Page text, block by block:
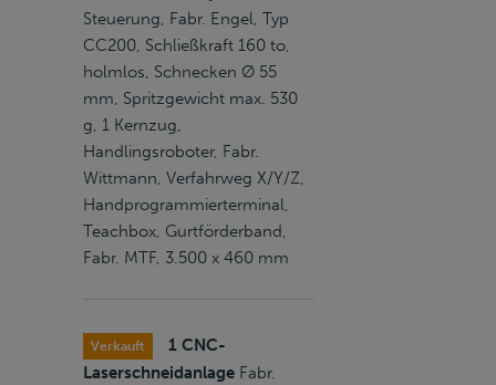
Steuerung, Fabr. Engel, Typ
CC200, Schließkraft 160 to,
holmlos, Schnecken Ø 55
mm, Spritzgewicht max. 530
g, 1 Kernzug,
Handlingsroboter, Fabr.
Wittmann, Verfahrweg X/Y/Z,
Handprogrammierterminal,
Teachbox, Gurtförderband,
Fabr. MTF, 3.500 x 460 mm
Verkauft
1 CNC-
Laserschneidanlage Fabr.